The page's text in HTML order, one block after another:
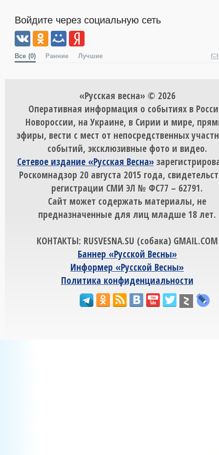
Войдите через социальную сеть
Все (0) Ранние Лучшие
«Русская весна» © 2026
Оперативная информация о событиях в
Новороссии, на Украине, в Сирии и мире,
эфиры, вести с мест от непосредственных
событий, эксклюзивные фото и видео.
Сетевое издание «Русская Весна»
Роскомнадзор 20 августа 2015 года,
регистрации СМИ ЭЛ № ФС77 – 62791.
Сайт может содержать материалы, не
предназначенные для лиц младше 18 лет.
КОНТАКТЫ: RUSVESNA.SU (собака) GMAIL.COM
Баннер «Русской Весны»
Информер «Русской Весны»
Политика конфиденциальности